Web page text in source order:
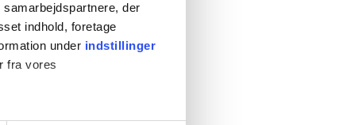
der
indhold, foretage
under indstillinger
fra vores